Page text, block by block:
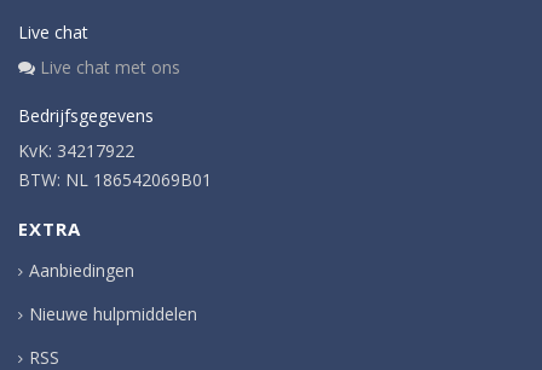
Live chat
Live chat met ons
Bedrijfsgegevens
KvK: 34217922
BTW: NL 186542069B01
EXTRA
Aanbiedingen
Nieuwe hulpmiddelen
RSS